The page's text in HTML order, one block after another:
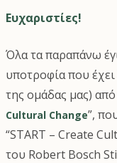
Ευχαριστίες!
Όλα τα παραπάνω
υποτροφία που
της ομάδας μας)
Cultural Change”,
“START – Create
του Robert Bosch